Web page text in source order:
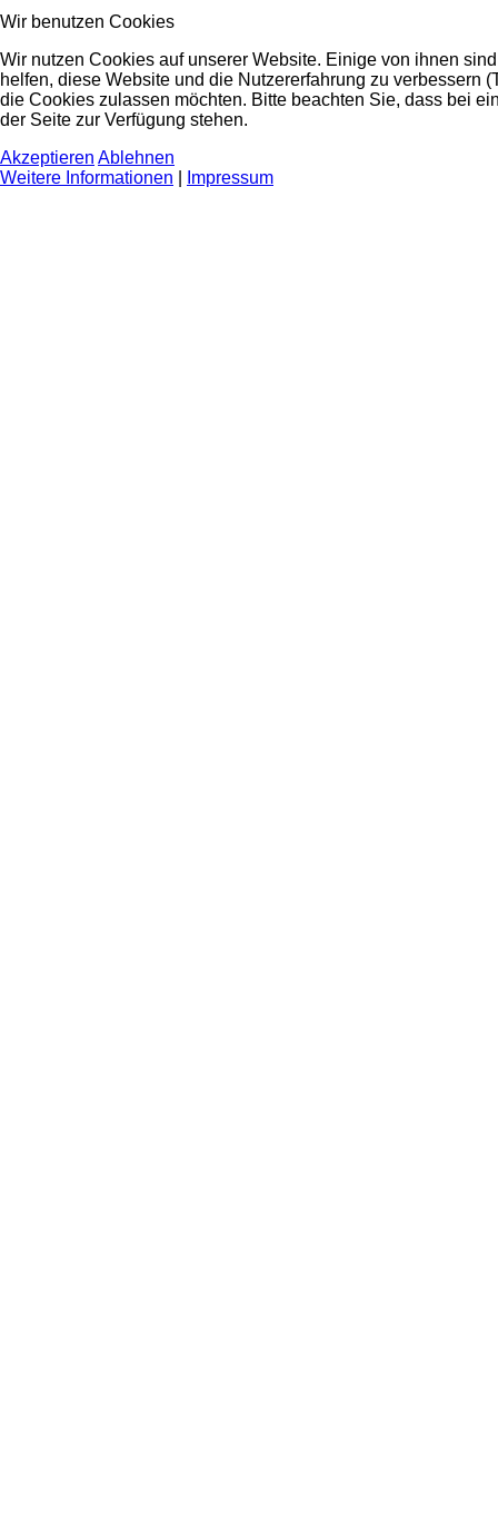
Wir benutzen Cookies
Wir nutzen Cookies auf unserer Website. Einige von ihnen
helfen, diese Website und die Nutzererfahrung zu verbessern
die Cookies zulassen möchten. Bitte beachten Sie, dass bei
der Seite zur Verfügung stehen.
Akzeptieren Ablehnen
Weitere Informationen
Impressum